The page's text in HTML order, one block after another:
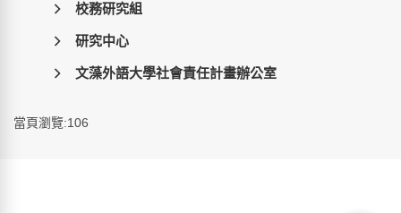
校務研究組
研究中心
文藻外語大學社會責任計畫辦公室
當頁瀏覽:106